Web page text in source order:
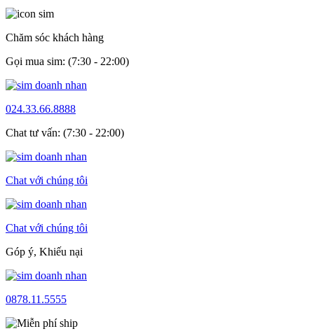
Chăm sóc khách hàng
Gọi mua sim: (7:30 - 22:00)
024.33.66.8888
Chat tư vấn: (7:30 - 22:00)
Chat với chúng tôi
Chat với chúng tôi
Góp ý, Khiếu nại
0878.11.5555